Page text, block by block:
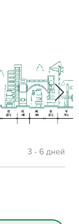
3 - 6 дней